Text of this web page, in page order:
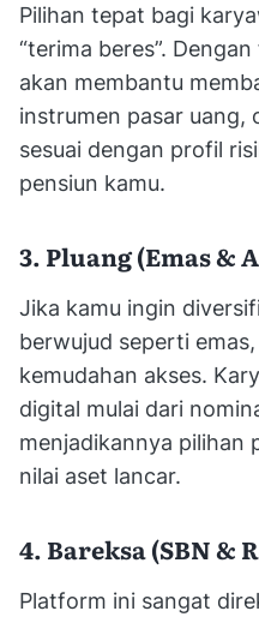
Pilihan tepat bagi
“terima beres”.
akan membantu
instrumen pasar uang,
sesuai dengan profil
pensiun kamu.
3. Pluang (Emas &
Jika kamu ingin
berwujud seperti
kemudahan akses.
digital mulai dari
menjadikannya pilihan
nilai aset lancar.
4. Bareksa (SBN &
Platform ini sangat